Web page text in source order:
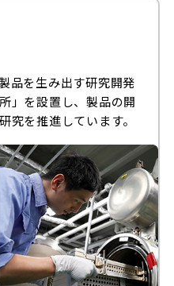
品を生み出す研究開発
」を設置し、製品の開
究を推進しています。